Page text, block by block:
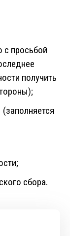
с просьбой
получить
сбора.